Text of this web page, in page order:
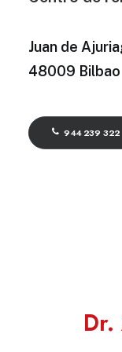
Juan de
48009 Bilbao
944 239 322